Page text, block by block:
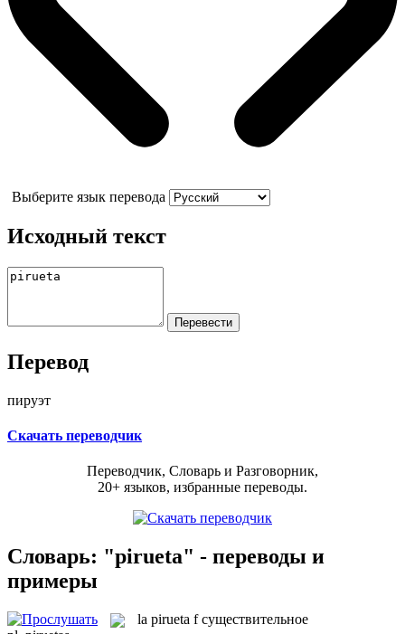
Выберите язык перевода
Исходный текст
Перевод
пируэт
Скачать переводчик
Переводчик, Словарь и Разговорник,
20+ языков, избранные переводы.
Словарь: "pirueta" - переводы и
примеры
la pirueta f существительное